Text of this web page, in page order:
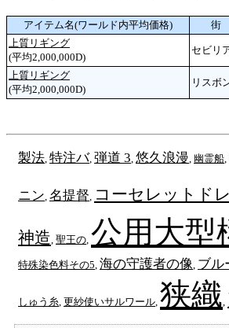
アイテム名(ワールド内平均価格) 街
上質リギング
(平均2,000,000D)
セビリ
上質リギング
(平均2,000,000D)
リスボ
製法 特注バ, 弾道 3 悠久浪漫 幽霊船
ニン 名提督 コーセレットド
神造 聖王の 公用大型
特殊染色料その5 海の守護者の像 ブル
しゅう糸 更紗使いサルワール 狭織